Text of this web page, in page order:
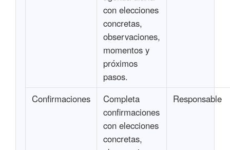
con elecciones
concretas,
observaciones,
momentos y
próximos
pasos.
Confirmaciones
Completa
confirmaciones
con elecciones
concretas,
Responsable